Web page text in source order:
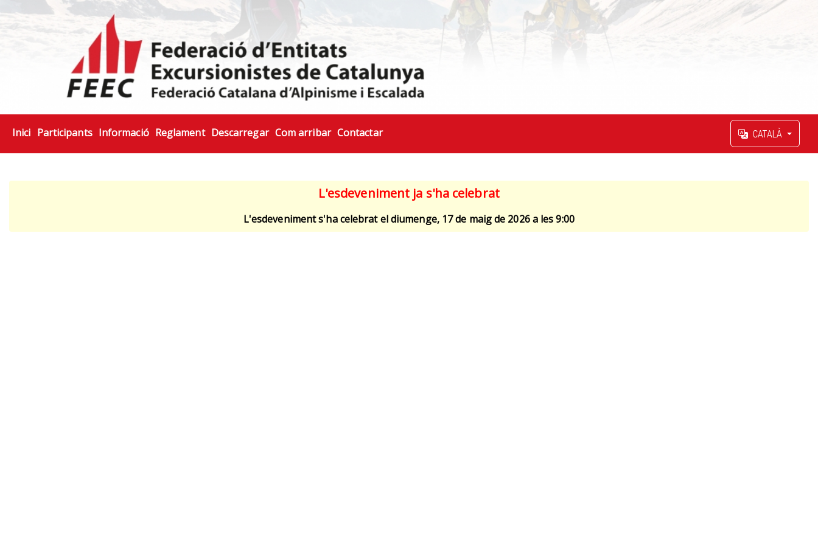
Inici Participants Informació Reglament Descarregar Com arribar Contactar CATALÀ
L'esdeveniment ja s'ha celebrat
L'esdeveniment s'ha celebrat el diumenge, 17 de maig de 2026 a les 9:00